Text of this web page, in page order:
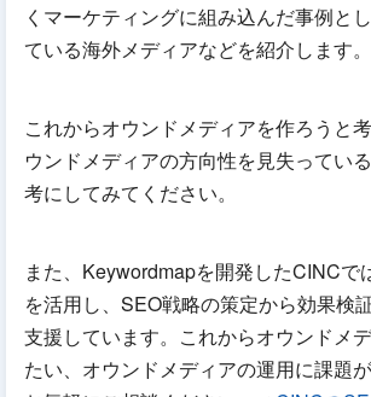
くマーケティングに組み込んだ事例と
ている海外メディアなどを紹介します。
これからオウンドメディアを作ろうと
ウンドメディアの方向性を見失ってい
考にしてみてください。
また、Keywordmapを開発したCINCで
を活用し、SEO戦略の策定から効果検
支援しています。これからオウンドメ
たい、オウンドメディアの運用に課題